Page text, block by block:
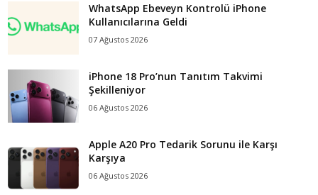
WhatsApp Ebeveyn Kontrolü iPhone
Kullanıcılarına Geldi
07 Ağustos 2026
iPhone 18 Pro’nun Tanıtım Takvimi
Şekilleniyor
06 Ağustos 2026
Apple A20 Pro Tedarik Sorunu ile Karşı
Karşıya
06 Ağustos 2026